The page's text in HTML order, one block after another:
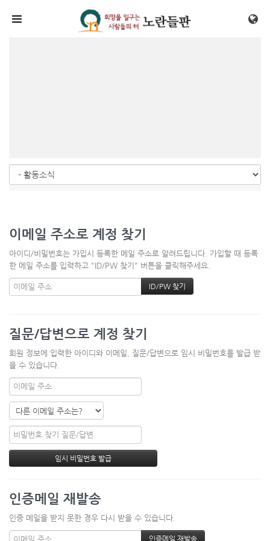
이메일 주소로 계정 찾기
아이디/비밀번호는 가입시 등록한 메일 주소로 알려드립니다. 가입할 때 등록
한 메일 주소를 입력하고 "ID/PW 찾기" 버튼을 클릭해주세요.
질문/답변으로 계정 찾기
회원 정보에 입력한 아이디와 이메일, 질문/답변으로 임시 비밀번호를 발급 받
을 수 있습니다.
인증메일 재발송
인증 메일을 받지 못한 경우 다시 받을 수 있습니다.